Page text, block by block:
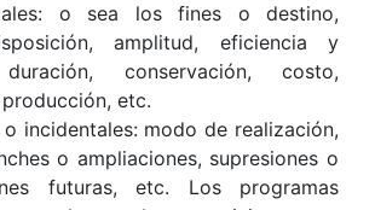
o sea los fines o destino,
amplitud, eficiencia y
conservación, costo,
etc.
incidentales: modo de realización,
o ampliaciones, supresiones o
futuras, etc. Los programas